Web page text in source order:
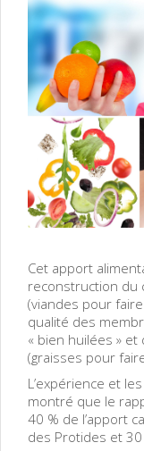
Cet apport
reconstruction du
(viandes pour
qualité des
« bien huilées »
(graisses pour
L’expérience et
montré que le
40 % de l’apport
des Protides et 30